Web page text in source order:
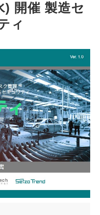
) 開催 製造セ
ィ